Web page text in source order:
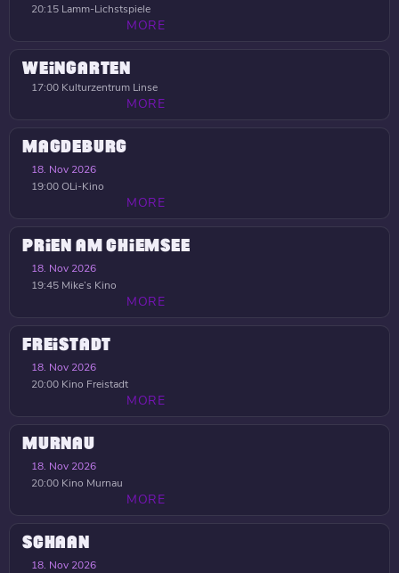
20:15 Lamm-Lichstspiele
MORE
WEINGARTEN
17:00 Kulturzentrum Linse
MORE
MAGDEBURG
18. Nov 2026
19:00OLi-Kino
MORE
PRIEN AM CHIEMSEE
18. Nov 2026
19:45 Mike’s Kino
MORE
FREISTADT
18. Nov 2026
20:00 Kino Freistadt
MORE
MURNAU
18. Nov 2026
20:00 Kino Murnau
MORE
SCHAAN
18. Nov 2026